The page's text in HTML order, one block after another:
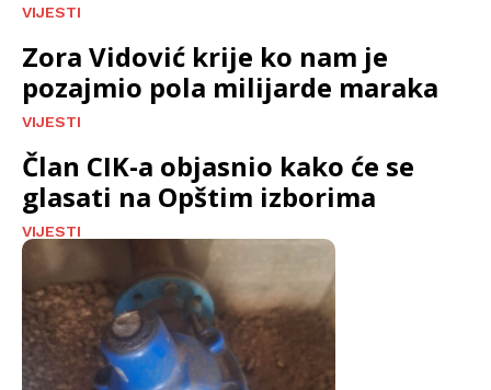
VIJESTI
Zora Vidović krije ko nam je
pozajmio pola milijarde maraka
VIJESTI
Član CIK-a objasnio kako će se
glasati na Opštim izborima
VIJESTI